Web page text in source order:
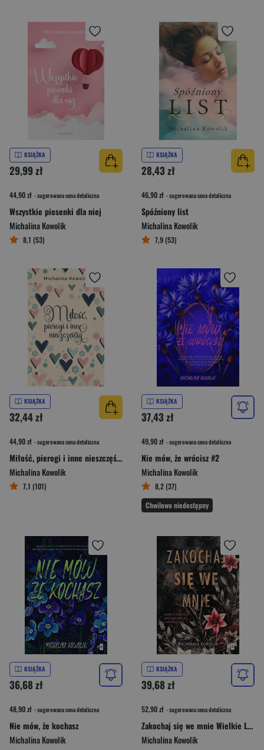
KSIĄŻKA
29,99 zł
44,90 zł - sugerowana cena detaliczna
Wszystkie piosenki dla niej
Michalina Kowolik
8,1 (53)
KSIĄŻKA
28,43 zł
46,90 zł - sugerowana cena detaliczna
Spóźniony list
Michalina Kowolik
7,9 (53)
KSIĄŻKA
32,44 zł
44,90 zł - sugerowana cena detaliczna
Miłość, pierogi i inne nieszczęścia
Michalina Kowolik
7,1 (101)
KSIĄŻKA
37,43 zł
49,90 zł - sugerowana cena detaliczna
Nie mów, że wrócisz #2
Michalina Kowolik
8,2 (37)
Chwilowo niedostępny
KSIĄŻKA
36,68 zł
48,90 zł - sugerowana cena detaliczna
Nie mów, że kochasz
Michalina Kowolik
KSIĄŻKA
39,68 zł
52,90 zł - sugerowana cena detaliczna
Zakochaj się we mnie Wielkie Litery
Michalina Kowolik